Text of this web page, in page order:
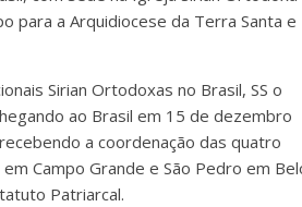
para a Arquidiocese da Terra Santa e
Sirian Ortodoxas no Brasil, SS o
ao Brasil em 15 de dezembro
a coordenação das quatro
Campo Grande e São Pedro em
Patriarcal.